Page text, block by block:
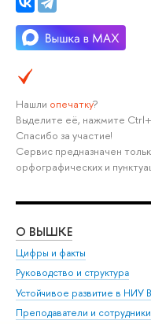
Нашли опечатку?
ыделите её, нажмите
Спасибо за участие!
Сервис предназначен
орфографических и
О ВЫШКЕ
Цифры и факты
Руководство и структура
Устойчивое развитие в НИУ
Преподаватели и сотрудники